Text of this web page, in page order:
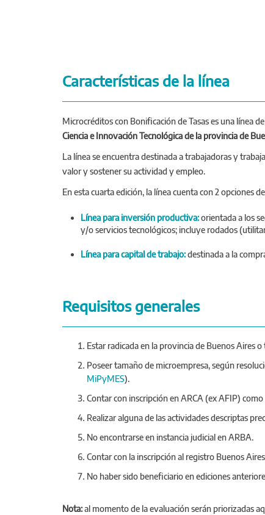
Características de la línea
Microcréditos con Bonificación de Tasas es una línea
Ciencia e Innovación Tecnológica de la provincia de
La línea se encuentra destinada a trabajadoras y
valor y sostener su actividad y empleo.
En esta cuarta edición, la línea cuenta con 2 opciones
Línea para inversión productiva:orientada a los
y/o servicios tecnológicos; incluye rodados
Línea para capital de trabajo:destinada a la
Requisitos generales
Estar radicada en la provincia de Buenos Aires
Poseer tamaño de microempresa, según
MiPyMES).
Contar con inscripción en ARCA (ex AFIP)
Realizar alguna de las actividades descriptas
No encontrarse en instancia judicial en ARBA.
Contar con la inscripción al registro Buenos
No haber sido beneficiario en ediciones
Nota:al momento de la evaluación serán priorizadas